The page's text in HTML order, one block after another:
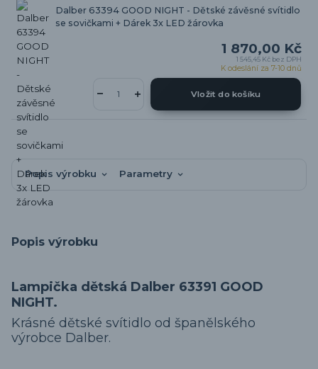
Dalber 63394 GOOD NIGHT - Dětské závěsné svítidlo
se sovičkami + Dárek 3x LED žárovka
1 870,00 Kč
1 545,45 Kč bez DPH
K odeslání za 7-10 dnů
Vložit do košíku
Popis výrobku Parametry
Popis výrobku
Lampička dětská Dalber 63391 GOOD
NIGHT.
Krásné dětské svítidlo od španělského
výrobce Dalber.